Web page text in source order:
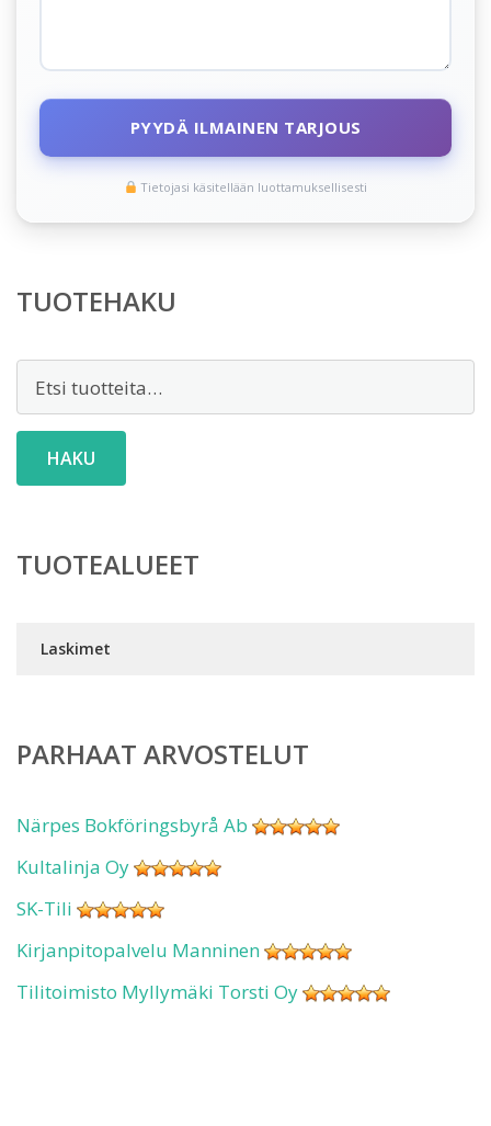
PYYDÄ ILMAINEN TARJOUS
Tietojasi käsitellään luottamuksellisesti
TUOTEHAKU
HAKU
TUOTEALUEET
Laskimet
PARHAAT ARVOSTELUT
Närpes Bokföringsbyrå Ab
Kultalinja Oy
SK-Tili
Kirjanpitopalvelu Manninen
Tilitoimisto Myllymäki Torsti Oy